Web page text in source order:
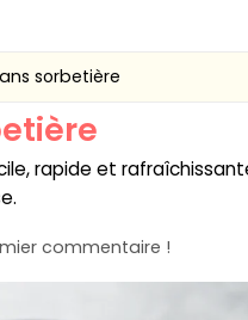
sorbetière
rapide et
commentaire !